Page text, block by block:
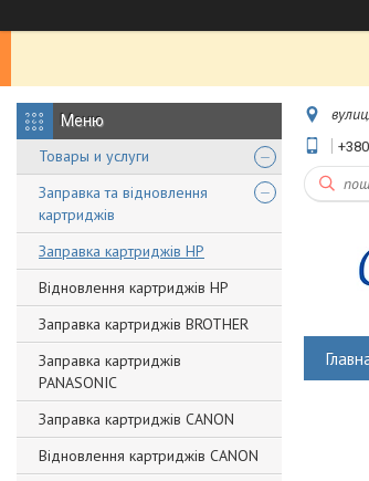
Товары и услуги
Заправка та відновлення
картриджів
Заправка картриджів НР
Відновлення картриджів HP
Заправка картриджів BROTHER
Заправка картриджів
PANASONIC
Заправка картриджів CANON
Відновлення картриджів CANON